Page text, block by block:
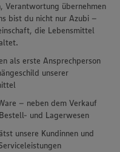
Verantwortung übernehmen
bist du nicht nur Azubi –
die Lebensmittel
als erste Ansprechperson
unserer
– neben dem Verkauf
und Lagerwesen
unsere Kundinnen und